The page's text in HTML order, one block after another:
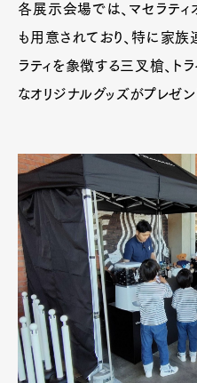
各展示会場では、マセラティ
も用意されており、特に家
ラティを象徴する三叉槍、ト
なオリジナルグッズがプレゼン